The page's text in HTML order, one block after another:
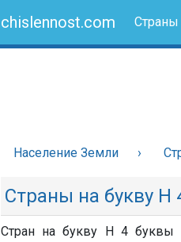
chislennost.com Страны
Население Земли
Страны на букву Н
Стран на букву Н 4 буквы